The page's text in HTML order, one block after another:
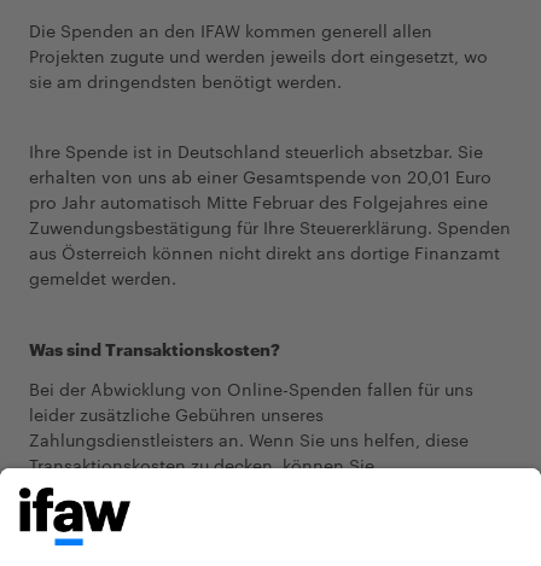
Die Spenden an den IFAW kommen generell allen
Projekten zugute und werden jeweils dort eingesetzt, wo
sie am dringendsten benötigt werden.
Ihre Spende ist in Deutschland steuerlich absetzbar. Sie
erhalten von uns ab einer Gesamtspende von 20,01 Euro
pro Jahr automatisch Mitte Februar des Folgejahres eine
Zuwendungsbestätigung für Ihre Steuererklärung. Spenden
aus Österreich können nicht direkt ans dortige Finanzamt
gemeldet werden.
Was sind Transaktionskosten?
Bei der Abwicklung von Online-Spenden fallen für uns
leider zusätzliche Gebühren unseres
Zahlungsdienstleisters an. Wenn Sie uns helfen, diese
Transaktionskosten zu decken, können Sie
selbstverständlich den Gesamtbetrag von der Steuer
absetzen.